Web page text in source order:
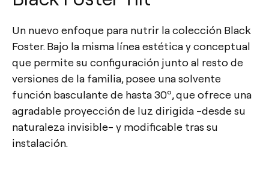
Un nuevo enfoque para nutrir la colección Black
Foster. Bajo la misma línea estética y conceptual
que permite su configuración junto al resto de
versiones de la familia, posee una solvente
función basculante de hasta 30º, que ofrece una
agradable proyección de luz dirigida -desde su
naturaleza invisible- y modificable tras su
instalación.